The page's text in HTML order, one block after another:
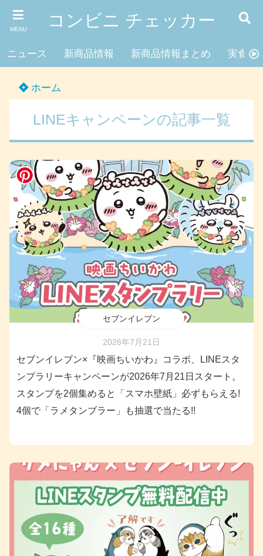
MENU コンビニ チェッカー
ニュース 新商品情報 新商品情報まとめ 実食レ
ホーム
LINEキャンペーンの記事一覧
セブンイレブン
2026年7月21日
セブンイレブン×『映画ちいかわ』コラボ、LINEスタ
ンプラリーキャンペーンが2026年7月21日スタート。
スタンプを2個集めると「スマホ壁紙」必ずもらえる!
4個で「ラメタンブラー」も抽選で当たる!!